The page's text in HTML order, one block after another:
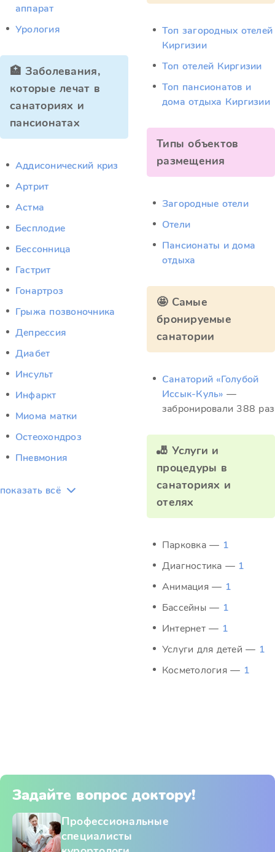
аппарат
Урология
🏥 Заболевания,
которые лечат в
санаториях и
пансионатах
Аддисонический криз
Артрит
Астма
Бесплодие
Бессонница
Гастрит
Гонартроз
Грыжа позвоночника
Депрессия
Диабет
Инсульт
Инфаркт
Миома матки
Остеохондроз
Пневмония
показать всё
Топ загородных отелей
Киргизии
Топ отелей Киргизии
Топ пансионатов и
дома отдыха Киргизии
Типы объектов
размещения
Загородные отели
Отели
Пансионаты и дома
отдыха
🤩 Самые
бронируемые
санатории
Санаторий «Голубой
Иссык-Куль» —
забронировали 388 раз
🎳 Услуги и
процедуры в
санаториях и
отелях
Парковка — 1
Диагностика — 1
Анимация — 1
Бассейны — 1
Интернет — 1
Услуги для детей — 1
Косметология — 1
Задайте вопрос доктору!
Профессиональные
специалисты